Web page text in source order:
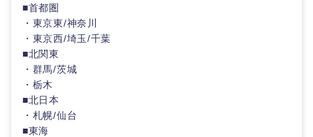
■首都圏
・東京東/神奈川
・東京西/埼玉/千葉
■北関東
・群馬/茨城
・栃木
■北日本
・札幌/仙台
■東海